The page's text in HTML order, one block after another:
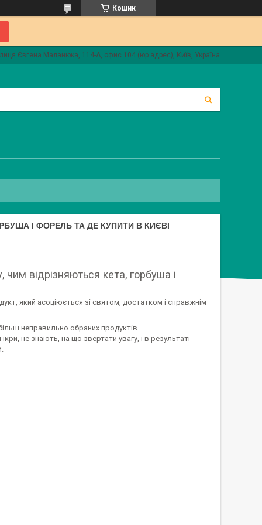
Кошик
Євгена Маланюка, 114-А, офис 104 (юр.адрес), Київ, Україна
І ФОРЕЛЬ ТА ДЕ КУПИТИ В КИЄВІ
чим відрізняються кета, горбуша і
який асоціюється зі святом, достатком і справжнім
неправильно обраних продуктів.
не знають, на що звертати увагу, і в результаті